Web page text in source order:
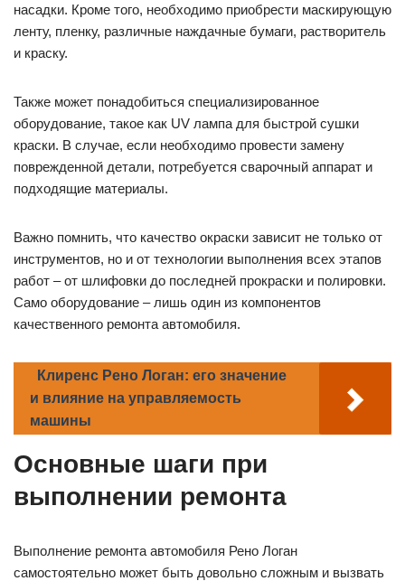
насадки. Кроме того, необходимо приобрести маскирующую
ленту, пленку, различные наждачные бумаги, растворитель
и краску.
Также может понадобиться специализированное
оборудование, такое как UV лампа для быстрой сушки
краски. В случае, если необходимо провести замену
поврежденной детали, потребуется сварочный аппарат и
подходящие материалы.
Важно помнить, что качество окраски зависит не только от
инструментов, но и от технологии выполнения всех этапов
работ – от шлифовки до последней прокраски и полировки.
Само оборудование – лишь один из компонентов
качественного ремонта автомобиля.
Клиренс Рено Логан: его значение
и влияние на управляемость
машины
Основные шаги при
выполнении ремонта
Выполнение ремонта автомобиля Рено Логан
самостоятельно может быть довольно сложным и вызвать